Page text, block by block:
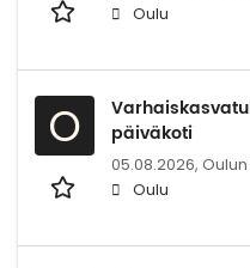
Oulu
O
päiväkoti
05.08.2026,
Oulu